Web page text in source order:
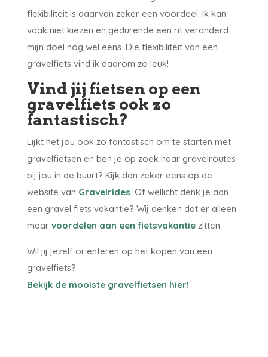
flexibiliteit is daarvan zeker een voordeel. Ik kan
vaak niet kiezen en gedurende een rit veranderd
mijn doel nog wel eens. Die flexibiliteit van een
gravelfiets vind ik daarom zo leuk!
Vind jij fietsen op een
gravelfiets ook zo
fantastisch?
Lijkt het jou ook zo fantastisch om te starten met
gravelfietsen en ben je op zoek naar gravelroutes
bij jou in de buurt? Kijk dan zeker eens op de
website van Gravelrides. Of wellicht denk je aan
een gravel fiets vakantie? Wij denken dat er alleen
maar voordelen aan een fietsvakantiezitten.
Wil jij jezelf oriënteren op het kopen van een
gravelfiets?
Bekijk de mooiste gravelfietsen hier!